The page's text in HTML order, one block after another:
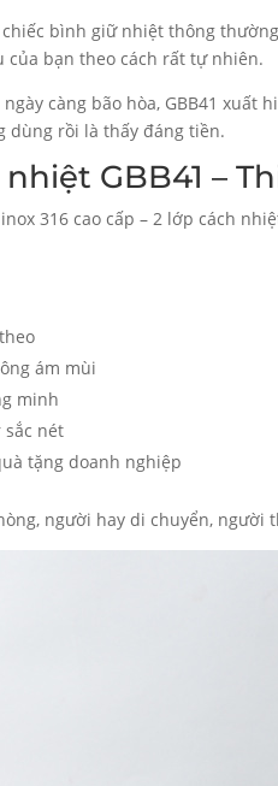
bình giữ nhiệt thông
bạn theo cách rất tự nhiên.
càng bão hòa, GBB41
dùng rồi là thấy đáng tiền.
GBB41 –
316 cao cấp – 2 lớp cách
ám mùi
minh
sắc nét
tặng doanh nghiệp
người hay di chuyển, người